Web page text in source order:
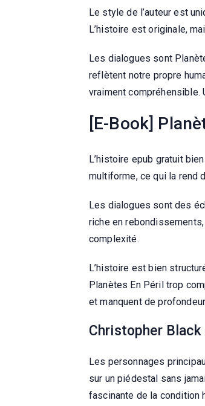
Le style de l’auteur est
L’histoire est originale,
Les dialogues sont
reflètent notre propre
vraiment compréhensible.
[E-Book]
L’histoire epub gratuit
multiforme, ce qui la rend
Les dialogues sont des
riche en
complexité.
L’histoire est bien
Planètes En Péril trop
et manquent de
Christopher
Les personnages
sur un piédestal sans
fascinante de la condition